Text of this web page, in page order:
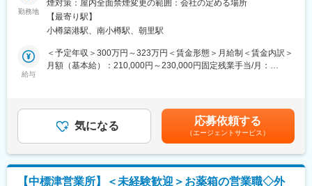
★困ったら先輩社員に相談しやすい雰囲気です！
・入社後は、医薬品販売の専門知識を身につけるために、登録販
売者資格を取得していただきます。（取得率90％以上）
■働き方：
・基本土日祝休み／年3回の大型連休あり
・スケジュールに合わせて直行直帰可
・転居を伴う転勤はありません
担当エリアのお客様（個人宅や企業）へ訪問し、配置薬（お薬
箱）や健康食品の提案をお任せします。
※既に、取引のあるお客様先を訪問するスタイルです。
＜仕事の流れ＞
配置薬や健康食品、サプリメントの使用頻度に合わせて、1～6ヵ
へ訪問をします。
・配置薬や健康食品の期限管理
・健康相談、新商品・サービスのご提案 など
勤務地
煙対策：屋内全面禁煙変更の範囲：会社の定める場所
【最寄り駅】
小樽築港駅、南小樽駅、朝里駅
給与
＜予定年収＞300万円～323万円＜賃金形態＞月給制＜賃金内訳＞
月額（基本給）：210,000円～230,000円固定残業手当/月：
年収は当社規定に基づき、年齢や経験に応じて決定します。・昇
給：年1回（4月）＜モデル給与＞※入社3年目平均基本給＋各種手
当＋業績連動給→総支給月額344,141円※業績連動給：月の予算達
成や売り上げに対して支払われます賃金はあくまでも目安の金額
であり、選考を通じて上下する可能性があります。月給(月額)は固
定手当を含めた表記です。
気になる 応募依頼する
（エージェントサービス）
【中標津営業所】＜未経験歓迎＞お薬箱の営業職◇外